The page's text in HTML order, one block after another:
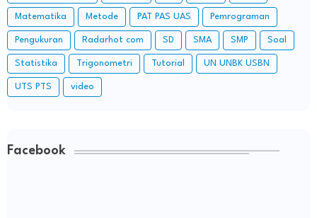
Matematika Metode PAT PAS UAS Pemrograman
Pengukuran Radarhot com SD SMA SMP Soal
Statistika Trigonometri Tutorial UN UNBK USBN
UTS PTS video
Facebook